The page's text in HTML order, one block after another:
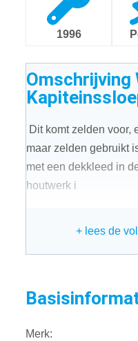
1996
Omschrijving
Dit komt zelden voor,
maar zelden gebruikt
met een dekkleed in
houtwerk i
+ lees de
Merk: